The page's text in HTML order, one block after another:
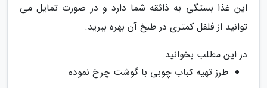
این غذا بستگی به ذائقه شما دارد و در صورت تمایل می
توانید از فلفل کمتری در طبخ آن بهره ببرید.
در این مطلب بخوانید:
طرز تهیه کباب چوبی با گوشت چرخ نموده